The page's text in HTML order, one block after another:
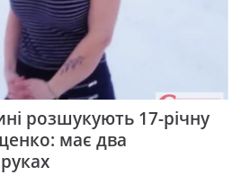
розшукують 17-річну
має два